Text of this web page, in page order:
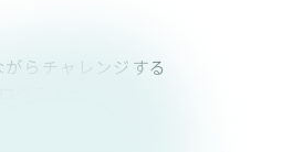
らチャレンジする
グラム」
す。